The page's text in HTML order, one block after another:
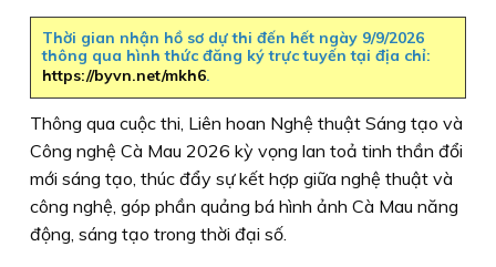
Thời gian nhận hồ sơ dự thi đến hết ngày 9/9/2026
thông qua hình thức đăng ký trực tuyến tại địa chỉ:
https://byvn.net/mkh6.
Thông qua cuộc thi, Liên hoan Nghệ thuật Sáng tạo và
Công nghệ Cà Mau 2026 kỳ vọng lan toả tinh thần đổi
mới sáng tạo, thúc đẩy sự kết hợp giữa nghệ thuật và
công nghệ, góp phần quảng bá hình ảnh Cà Mau năng
động, sáng tạo trong thời đại số.